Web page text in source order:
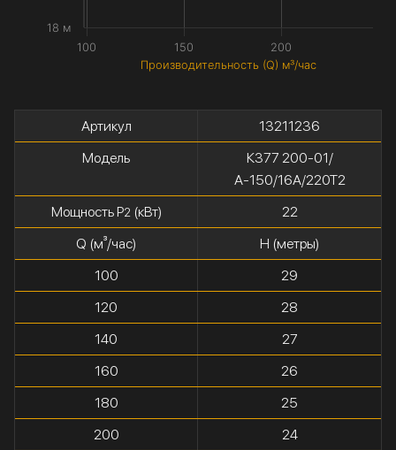
Производительность (Q) м³/час
100 150 200
18 м
Артикул
13211236
Модель
К377 200-01/
А-150/16А/220Т2
Мощность P2(кВт)
22
Q (м³/час)
H (метры)
100
29
120
28
140
27
160
26
180
25
200
24